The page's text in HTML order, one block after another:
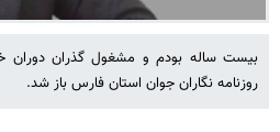
بیست ساله بودم و مشغول گذران دوران
روزنامه نگاران جوان استان فارس باز شد.